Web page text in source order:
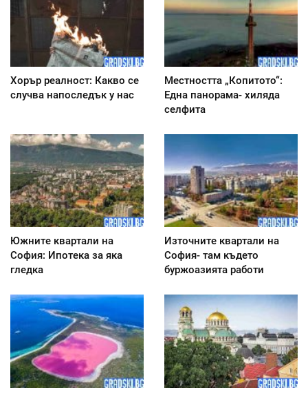
Хорър реалност: Какво се
случва напоследък у нас
Местността „Копитото“:
Една панорама- хиляда
селфита
Южните квартали на
София: Ипотека за яка
гледка
Източните квартали на
София- там където
буржоазията работи